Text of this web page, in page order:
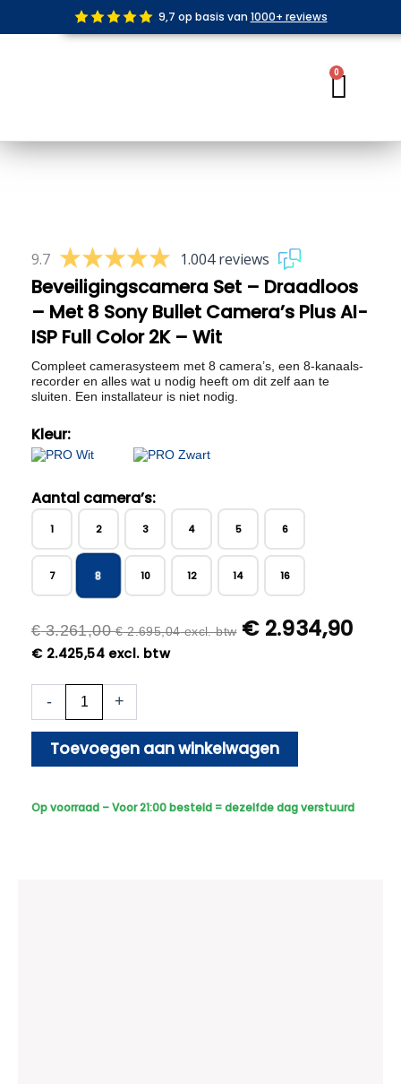
de
9,7 op basis van 1000+ reviews
0
9.7 1.004 reviews
Beveiligingscamera Set – Draadloos
– Met 8 Sony Bullet Camera’s Plus AI-
ISP Full Color 2K – Wit
Compleet camerasysteem met 8 camera’s, een 8-kanaals-
recorder en alles wat u nodig heeft om dit zelf aan te
sluiten. Een installateur is niet nodig.
Kleur:
Aantal camera’s:
1 2 3 4 5 6
7 8 10 12 14 16
€3.261,00 €2.695,04excl. btw €2.934,90
€2.425,54 excl. btw
-
Beveiligingscamera
Set
-
Draadloos
-
8
Sony
+
Toevoegen aan winkelwagen
Op voorraad – Voor 21:00 besteld = dezelfde dag verstuurd